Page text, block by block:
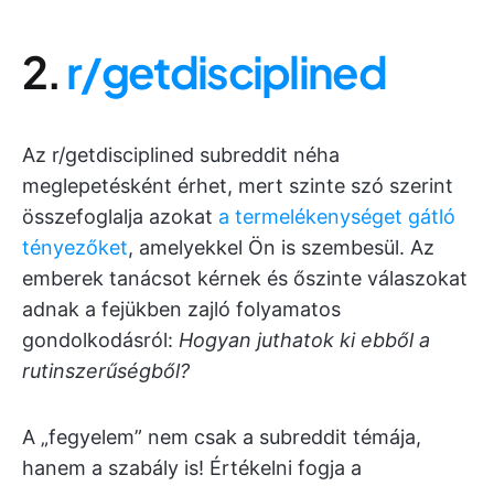
2.r/getdisciplined
Az r/getdisciplined subreddit néha
meglepetésként érhet, mert szinte szó szerint
összefoglalja azokat a termelékenységet gátló
tényezőket, amelyekkel Ön is szembesül. Az
emberek tanácsot kérnek és őszinte válaszokat
adnak a fejükben zajló folyamatos
gondolkodásról: Hogyan juthatok ki ebből a
rutinszerűségből?
A „fegyelem” nem csak a subreddit témája,
hanem a szabály is! Értékelni fogja a